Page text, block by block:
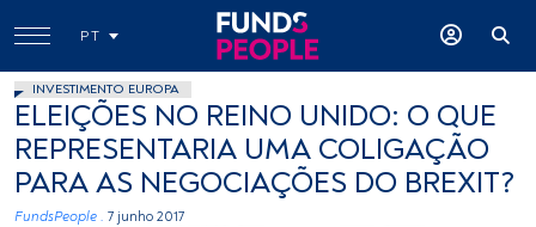
PT
INVESTIMENTO EUROPA
ELEIÇÕES NO REINO UNIDO: O QUE
REPRESENTARIA UMA COLIGAÇÃO
PARA AS NEGOCIAÇÕES DO BREXIT?
FundsPeople . 7 junho 2017